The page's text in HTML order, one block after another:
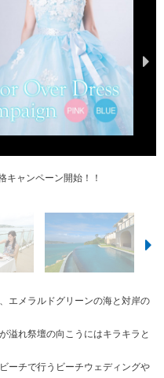
キャンペーン開始！！
ランでお食事！
ご宿泊も可能
会ジンロード
利島を臨む珊瑚の教会
瑚の教会では感染防止対策を徹底
エメラルドグリーンの海と対岸の
溢れ祭壇の向こうにはキラキラと
ーチで行うビーチウェディングや